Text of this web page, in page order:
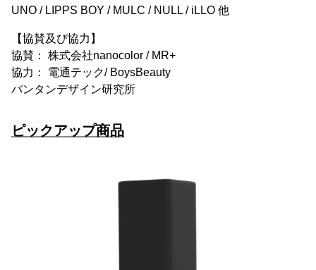
UNO / LIPPS BOY / MULC / NULL / iLLO 他
【協賛及び協力】
協賛： 株式会社nanocolor / MR+
協力： 電通テック/ BoysBeauty
バンタンデザイン研究所
ピックアップ商品